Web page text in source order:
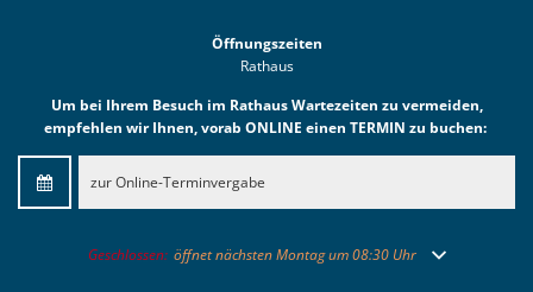
Öffnungszeiten
Rathaus
Um bei Ihrem Besuch im Rathaus Wartezeiten zu vermeiden,
empfehlen wir Ihnen, vorab ONLINE einen TERMIN zu buchen:
zur Online-Terminvergabe
Klicken, um weitere Öffnungs- oder Schließzeiten auszublenden
Geschlossen: öffnet nächsten Montag um 08:30 Uhr